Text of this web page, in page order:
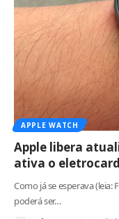
APPLE WATCH
Apple libera
ativa o
Como já se esperava
poderá ser…